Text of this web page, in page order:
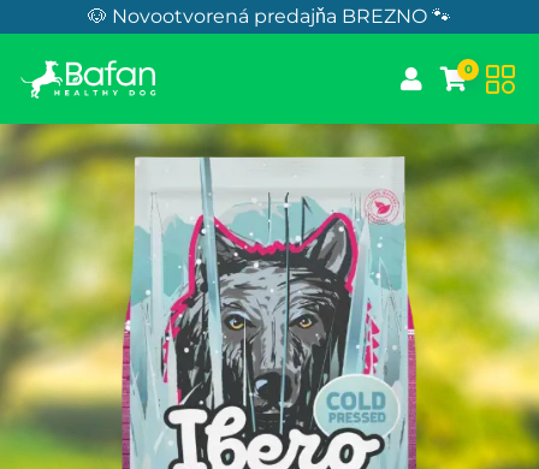
Skip to Content🐶 Novootvorená predajňa BREZNO 🐾
0